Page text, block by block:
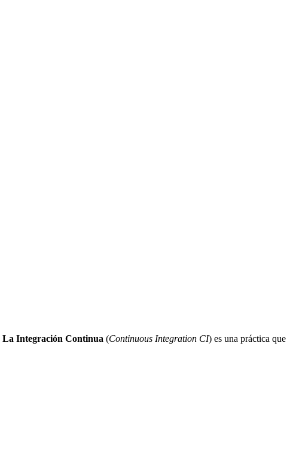
La Integración Continua (Continuous Integration CI) es una práctica que